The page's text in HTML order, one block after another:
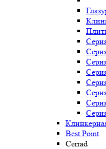
Best Point
Cerrad